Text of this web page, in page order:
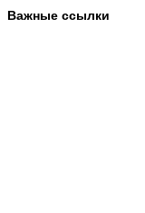
Важные ссылки